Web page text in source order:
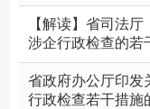
【解读】省司法
涉企行政检查的若
省政府办公厅印发
行政检查若干措施